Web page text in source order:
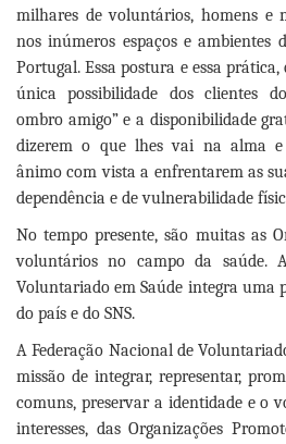
milhares de voluntários, homens e
nos inúmeros espaços e ambientes
Portugal. Essa postura e essa prática,
única possibilidade dos clientes
ombro amigo” e a disponibilidade
dizerem o que lhes vai na alma
ânimo com vista a enfrentarem as
dependência e de vulnerabilidade
No tempo presente, são muitas as
voluntários no campo da saúde.
Voluntariado em Saúde integra uma
do país e do SNS.
A Federação Nacional de
missão de integrar, representar,
comuns, preservar a identidade e o
interesses, das Organizações